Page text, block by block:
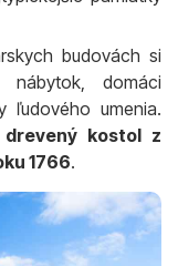
budovách si
nábytok, domáci
ľudového umenia.
drevený kostol z
1766.